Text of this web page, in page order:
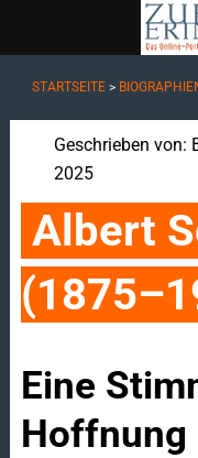
STARTSEITE>
Geschrieben von:
2025
Albert
Eine
Hoffnung